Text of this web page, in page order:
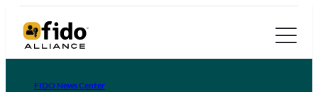
FIDO News Center